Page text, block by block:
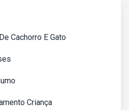
Cachorro E Gato
Criança